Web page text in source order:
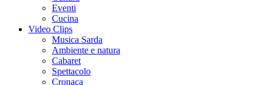
Eventi
Cucina
Video Clips
Musica Sarda
Ambiente e natura
Cabaret
Spettacolo
Cronaca